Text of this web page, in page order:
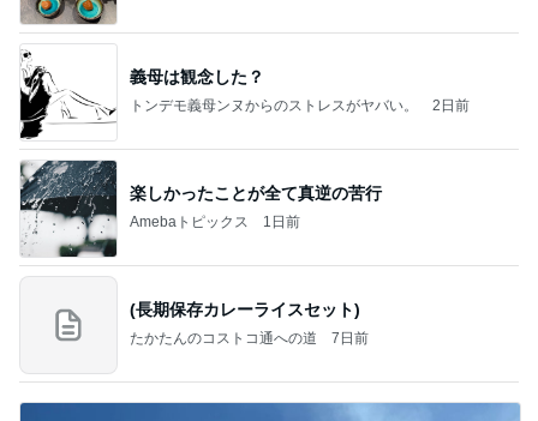
義母は観念した？
トンデモ義母ンヌからのストレスがヤバい。 2日前
楽しかったことが全て真逆の苦行
Amebaトピックス 1日前
(長期保存カレーライスセット)
たかたんのコストコ通への道 7日前